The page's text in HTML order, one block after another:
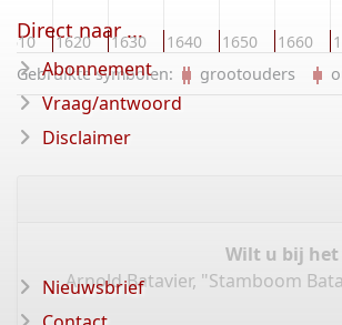
1610 1620 1630 1640 1650 1660
Gebruikte symbolen: grootouders
Wilt u bij het
Arnold Batavier, "Stamboom
Direct naar ...
Abonnement
Vraag/antwoord
Disclaimer
Nieuwsbrief